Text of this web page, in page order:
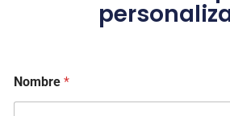
G
P
Nombre *